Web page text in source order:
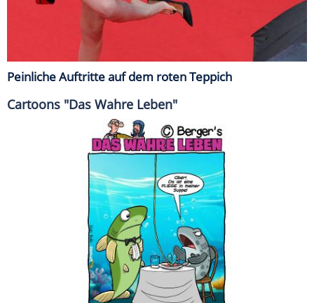
Peinliche Auftritte auf dem roten Teppich
Cartoons "Das Wahre Leben"